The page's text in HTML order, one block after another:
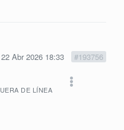
22 Abr 2026 18:33 #193756
DE LÍNEA